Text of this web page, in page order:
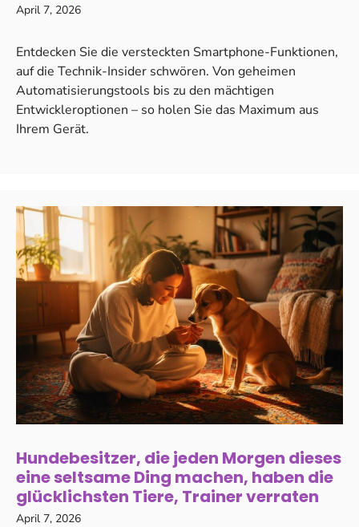
April 7, 2026
Entdecken Sie die versteckten Smartphone-Funktionen,
auf die Technik-Insider schwören. Von geheimen
Automatisierungstools bis zu den mächtigen
Entwickleroptionen – so holen Sie das Maximum aus
Ihrem Gerät.
Hundebesitzer, die jeden Morgen dieses
eine seltsame Ding machen, haben die
glücklichsten Tiere, Trainer verraten
April 7, 2026